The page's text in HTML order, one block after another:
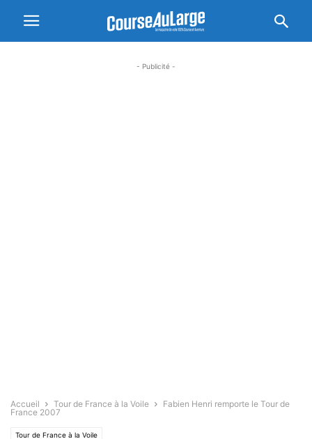
- Publicité -
Accueil Tour de France à la Voile
Fabien Henri remporte le Tour de
France 2007
Tour de France à la Voile